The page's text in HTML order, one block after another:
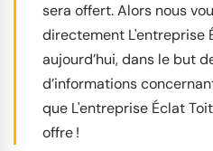
sera offert. Alors nous
directement L'entreprise
aujourd’hui, dans le but
d’informations
que L'entreprise Éclat
offre !